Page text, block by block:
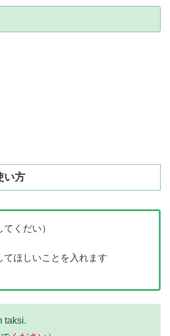
い方
くだい）
てほしいことを入れます
taksi.